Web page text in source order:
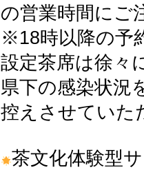
の営業時間にご
※18時以降の予
設定茶席は徐々
県下の感染状況
控えさせていた
茶文化体験型